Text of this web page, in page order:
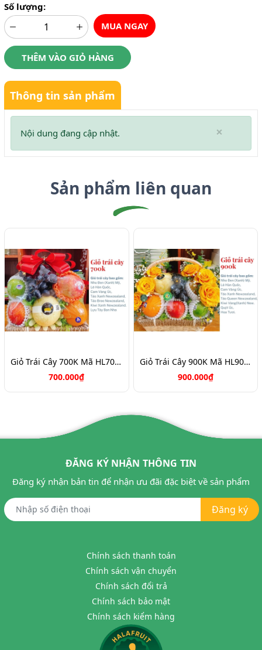
Số lượng:
MUA NGAY
THÊM VÀO GIỎ HÀNG
Thông tin sản phẩm
×
Nội dung đang cập nhật.
Sản phẩm liên quan
Giỏ Trái Cây 700K Mã HL7088
700.000₫
Giỏ Trái Cây 900K Mã HL9031
900.000₫
ĐĂNG KÝ NHẬN THÔNG TIN
Đăng ký nhận bản tin để nhận ưu đãi đặc biệt về sản phẩm
Đăng ký
Chính sách thanh toán
Chính sách vận chuyển
Chính sách đổi trả
Chính sách bảo mật
Chính sách kiểm hàng